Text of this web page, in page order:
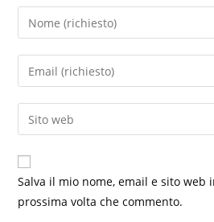
Inserisci
il
tuo
nome
nome
utente
per
commentare
Inserisci
il
tuo
indirizzo
per
commentare
Inserisci
l'URL
del
sito
(facoltativo)
Salva il mio nome, email e sito web
prossima volta che commento.